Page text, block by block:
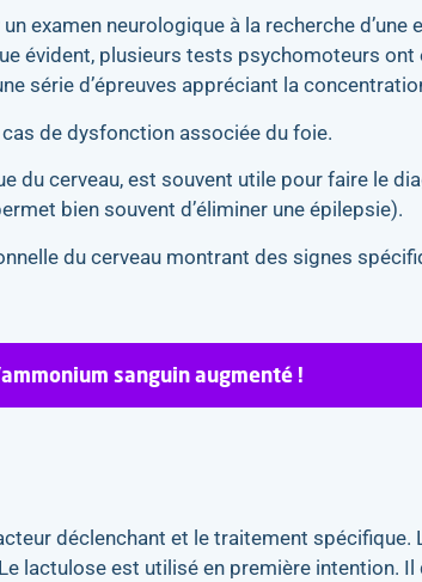
examen neurologique à la recherche d’une
évident, plusieurs tests psychomoteurs
série d’épreuves appréciant la
de dysfonction associée du foie.
du cerveau, est souvent utile pour faire le
bien souvent d’éliminer une épilepsie).
du cerveau montrant des signes
sanguin augmenté !
déclenchant et le traitement spécifique.
lactulose est utilisé en première intention. Il